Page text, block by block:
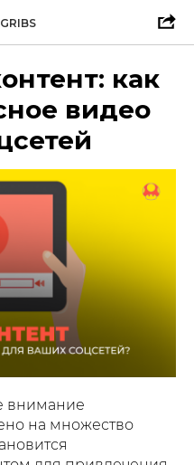
как
видео
внимание
на множество